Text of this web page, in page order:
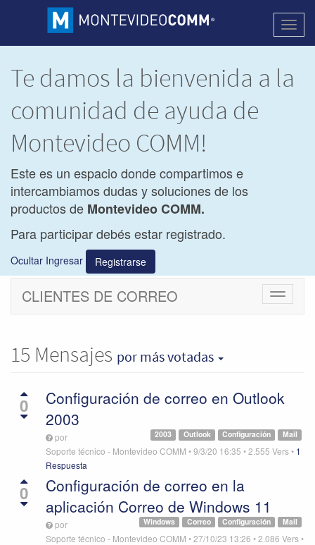
Te damos la bienvenida a la
comunidad de ayuda de
Montevideo COMM!
Este es un espacio donde compartimos e
intercambiamos dudas y soluciones de los
productos de Montevideo COMM.
Para participar debés estar registrado.
Ocultar Ingresar Registrarse
Cambiar
CLIENTES DE CORREO
15 Mensajes por más votadas
0
Configuración de correo en Outlook
2003
Mail
Configuración
Outlook
2003
por
Soporte técnico - Montevideo COMM •9/3/20 16:35 •2.555 Vers• 1
Respuesta
0
Configuración de correo en la
aplicación Correo de Windows 11
Mail
Configuración
Correo
Windows
por
Soporte técnico - Montevideo COMM •27/10/23 13:26 •2.086 Vers•